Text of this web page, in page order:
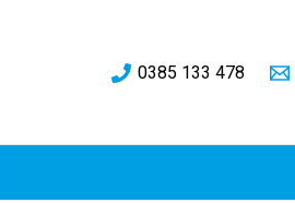
0385 133 478